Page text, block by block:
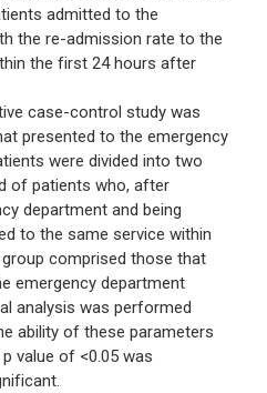
admitted to the
the re-admission rate to the
the first 24 hours after
case-control study was
presented to the emergency
were divided into two
of patients who, after
department and being
to the same service within
comprised those that
emergency department
analysis was performed
ability of these parameters
value of <0.05 was